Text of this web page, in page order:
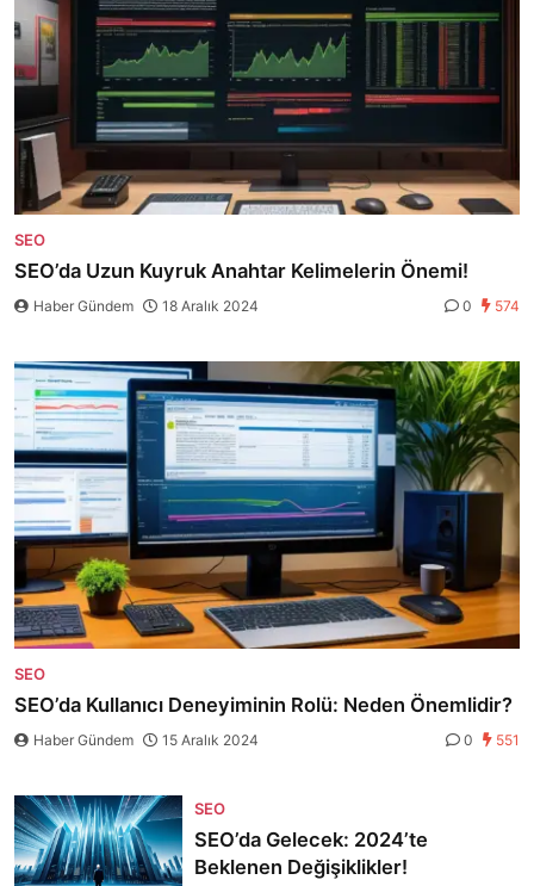
SEO
SEO’da Uzun Kuyruk Anahtar Kelimelerin Önemi!
Haber Gündem 18 Aralık 2024 0 574
SEO
SEO’da Kullanıcı Deneyiminin Rolü: Neden Önemlidir?
Haber Gündem 15 Aralık 2024 0 551
SEO
SEO’da Gelecek: 2024’te
Beklenen Değişiklikler!